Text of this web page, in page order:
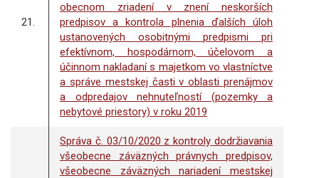
21.
obecnom zriadení v znení neskorších
predpisov a kontrola plnenia ďalších úloh
ustanovených osobitnými predpismi pri
efektívnom, hospodárnom, účelovom a
účinnom nakladaní s majetkom vo vlastníctve
a správe mestskej časti v oblasti prenájmov
a odpredajov nehnuteľností (pozemky a
nebytové priestory) v roku 2019
Správa č. 03/10/2020 z kontroly dodržiavania
všeobecne záväzných právnych predpisov,
všeobecne záväzných nariadení mestskej